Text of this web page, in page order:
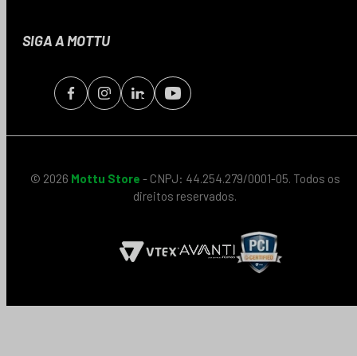
SIGA A MOTTU
© 2026 Mottu Store - CNPJ: 44.254.279/0001-05. Todos os
direitos reservados.